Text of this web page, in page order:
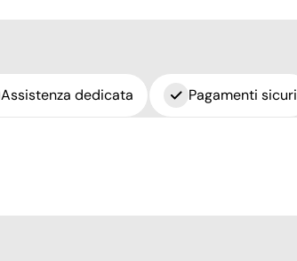
Assistenza dedicata Pagamenti sicuri